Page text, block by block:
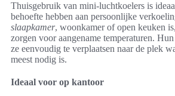
Thuisgebruik van mini-luchtkoelers is
behoefte hebben aan persoonlijke
slaapkamer, woonkamer of open keuken
zorgen voor aangename temperaturen.
ze eenvoudig te verplaatsen naar de plek
meest nodig is.
Ideaal voor op kantoor